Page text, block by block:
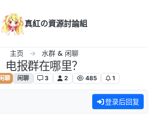
真紅の資源討論組
主页 水群 & 闲聊
电报群在哪里？
聊 闲聊 3 2 485 1
登录后回复